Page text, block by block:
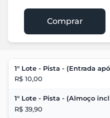
Comprar
1° Lote - Pista - (Entrada
R$ 10,00
1° Lote - Pista - (Almoço
R$ 39,90